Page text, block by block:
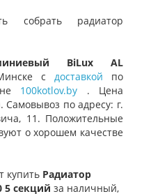
собрать радиатор
BiLux AL
с доставкой по
100kotlov.by . Цена
Самовывоз по адресу: г.
11. Положительные
о хорошем качестве
купить Радиатор
5 секций за наличный,